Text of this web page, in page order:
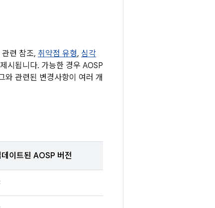
련 참조, 취약점 유형, 심각
시됩니다. 가능한 경우 AOSP
와 관련된 변경사항이 여러 개
데이트된 AOSP 버전